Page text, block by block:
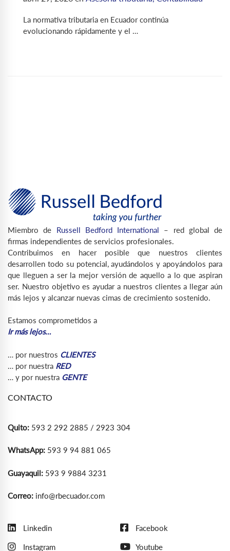
La normativa tributaria en Ecuador continúa
evolucionando rápidamente y el …
Miembro de Russell Bedford International – red global de
firmas independientes de servicios profesionales.
Contribuimos en hacer posible que nuestros clientes
desarrollen todo su potencial, ayudándolos y apoyándolos para
que lleguen a ser la mejor versión de aquello a lo que aspiran
ser. Nuestro objetivo es ayudar a nuestros clientes a llegar aún
más lejos y alcanzar nuevas cimas de crecimiento sostenido.
Estamos comprometidos a
Ir más lejos…
… por nuestros CLIENTES
… por nuestra RED
… y por nuestra GENTE
CONTACTO
Quito: 593 2 292 2885 / 2923 304
WhatsApp: 593 9 94 881 065
Guayaquil: 593 9 9884 3231
Correo: info@rbecuador.com
Linkedin Facebook
Instagram Youtube